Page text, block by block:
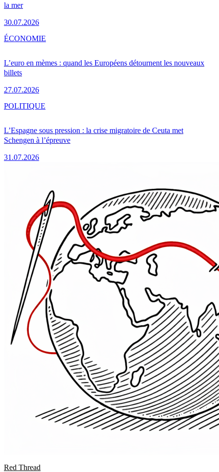
la mer
30.07.2026
L’euro en mèmes : quand les Européens détournent les nouveaux
billets
27.07.2026
ÉCONOMIE
L’Espagne sous pression : la crise migratoire de Ceuta met
Schengen à l’épreuve
31.07.2026
POLITIQUE
Red Thread